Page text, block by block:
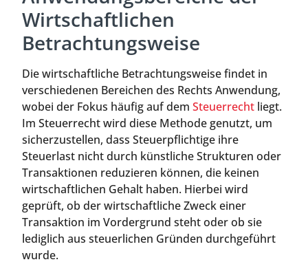
Wirtschaftlichen
Betrachtungsweise
Die wirtschaftliche Betrachtungsweise findet in
verschiedenen Bereichen des Rechts Anwendung,
wobei der Fokus häufig auf dem Steuerrecht liegt.
Im Steuerrecht wird diese Methode genutzt, um
sicherzustellen, dass Steuerpflichtige ihre
Steuerlast nicht durch künstliche Strukturen oder
Transaktionen reduzieren können, die keinen
wirtschaftlichen Gehalt haben. Hierbei wird
geprüft, ob der wirtschaftliche Zweck einer
Transaktion im Vordergrund steht oder ob sie
lediglich aus steuerlichen Gründen durchgeführt
wurde.